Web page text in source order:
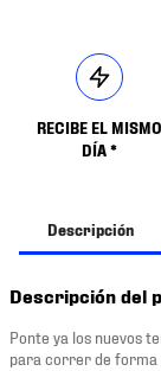
RECIBE EL MISMO
DÍA *
Descripción
Descripción del
Ponte ya los nuevos
para correr de forma